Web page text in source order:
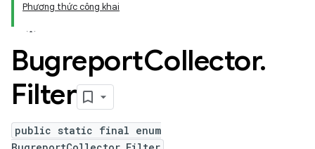
Phương thức công khai
BugreportCollector.
Filter
public static final enum